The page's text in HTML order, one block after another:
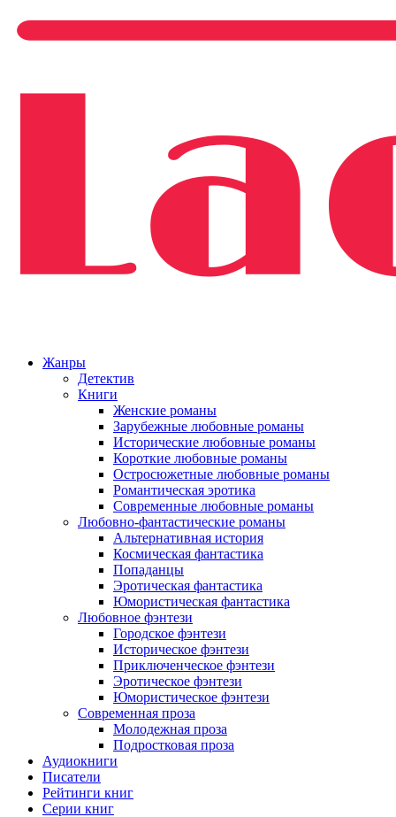
Жанры
Детектив
Книги
Женские романы
Зарубежные любовные романы
Исторические любовные романы
Короткие любовные романы
Остросюжетные любовные романы
Романтическая эротика
Современные любовные романы
Любовно-фантастические романы
Альтернативная история
Космическая фантастика
Попаданцы
Эротическая фантастика
Юмористическая фантастика
Любовное фэнтези
Городское фэнтези
Историческое фэнтези
Приключенческое фэнтези
Эротическое фэнтези
Юмористическое фэнтези
Современная проза
Молодежная проза
Подростковая проза
Аудиокниги
Писатели
Рейтинги книг
Серии книг